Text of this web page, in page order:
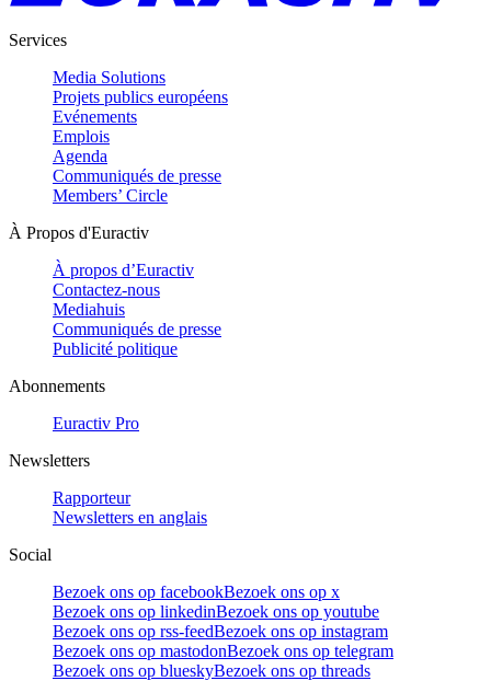
Services
Media Solutions
Projets publics européens
Evénements
Emplois
Agenda
Communiqués de presse
Members’ Circle
À Propos d'Euractiv
À propos d’Euractiv
Contactez-nous
Mediahuis
Communiqués de presse
Publicité politique
Abonnements
Euractiv Pro
Newsletters
Rapporteur
Newsletters en anglais
Social
Bezoek ons op facebookBezoek ons op x
Bezoek ons op linkedinBezoek ons op youtube
Bezoek ons op rss-feedBezoek ons op instagram
Bezoek ons op mastodonBezoek ons op telegram
Bezoek ons op blueskyBezoek ons op threads